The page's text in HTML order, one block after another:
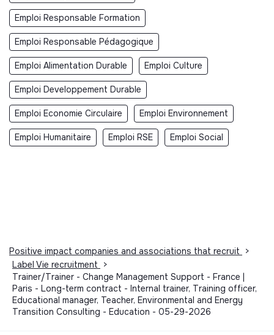
Emploi Responsable Formation
Emploi Responsable Pédagogique
Emploi Alimentation Durable Emploi Culture
Emploi Developpement Durable
Emploi Economie Circulaire Emploi Environnement
Emploi Humanitaire Emploi RSE Emploi Social
Positive impact companies and associations that recruit
>
Label Vie recruitment
>
Trainer/Trainer - Change Management Support - France |
Paris - Long-term contract - Internal trainer, Training officer,
Educational manager, Teacher, Environmental and Energy
Transition Consulting - Education - 05-29-2026